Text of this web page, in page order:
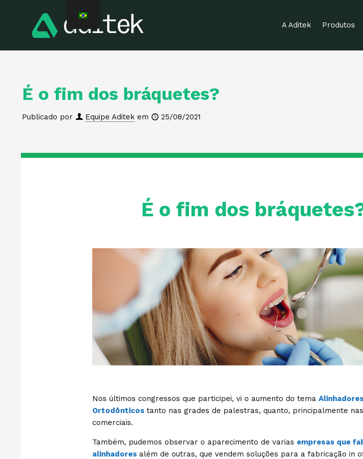
A Aditek Produtos
É o fim dos bráquetes?
Publicado por Equipe Aditek em 25/08/2021
É o fim dos
Nos últimos congressos que participei, vi o aumento do tema Alinhadores
Ortodônticos tanto nas grades de palestras, quanto, principalmente
comerciais.
Também, pudemos observar o aparecimento de varias empresas que
alinhadores além de outras, que vendem soluções para a fabricação in